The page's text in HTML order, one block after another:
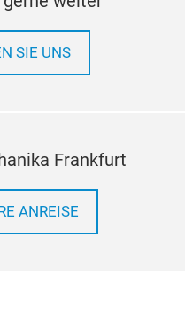
SIE UNS
Frankfurt
ANREISE